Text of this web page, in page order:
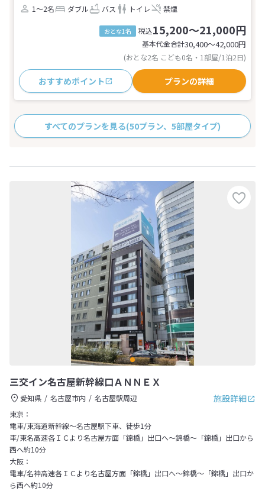
1～2名
ダブル バス トイレ 禁煙
おとな1名 税込15,200～21,000円
基本代金合計30,400〜42,000円
(おとな2名 こども0名・1部屋/1泊2日)
おすすめポイント プランの詳細
すべてのプランを見る(50プラン、5部屋タイプ)
三交イン名古屋新幹線口ＡＮＮＥＸ
施設詳細
愛知県 名古屋市内
名古屋駅周辺
東京：
電車/東海道新幹線～名古屋駅下車、徒歩1分
車/東名高速各ＩＣより名古屋方面「錦橋」出口へ～錦橋～「錦橋」出口から
西へ約10分
大阪：
電車/名神高速各ＩＣより名古屋方面「錦橋」出口へ～錦橋～「錦橋」出口か
ら西へ約10分